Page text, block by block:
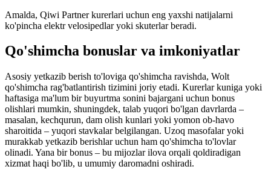
Amalda, Qiwi Partner kurerlari uchun eng yaxshi natijalarni
ko'pincha elektr velosipedlar yoki skuterlar beradi.
Qo'shimcha bonuslar va imkoniyatlar
Asosiy yetkazib berish to'loviga qo'shimcha ravishda, Wolt
qo'shimcha rag'batlantirish tizimini joriy etadi. Kurerlar kuniga yoki
haftasiga ma'lum bir buyurtma sonini bajargani uchun bonus
olishlari mumkin, shuningdek, talab yuqori bo'lgan davrlarda –
masalan, kechqurun, dam olish kunlari yoki yomon ob-havo
sharoitida – yuqori stavkalar belgilangan. Uzoq masofalar yoki
murakkab yetkazib berishlar uchun ham qo'shimcha to'lovlar
olinadi. Yana bir bonus – bu mijozlar ilova orqali qoldiradigan
xizmat haqi bo'lib, u umumiy daromadni oshiradi.